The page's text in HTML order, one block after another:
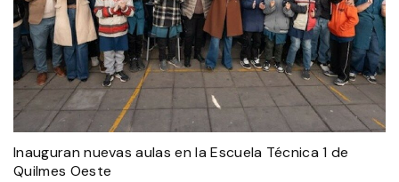
Inauguran nuevas aulas en la Escuela Técnica 1 de
Quilmes Oeste